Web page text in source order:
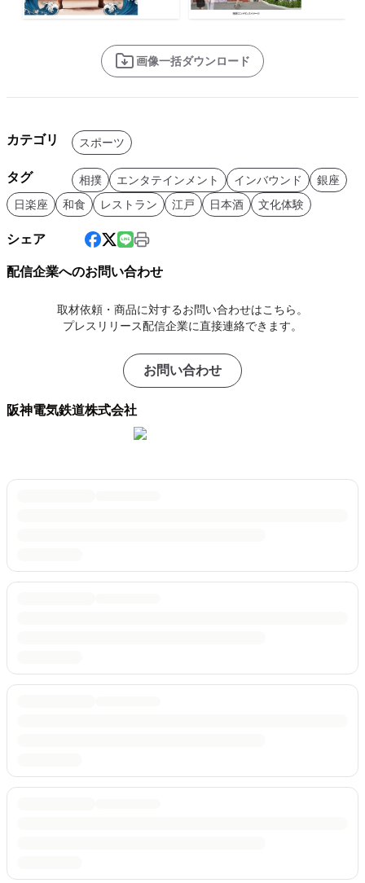
画像一括ダウンロード
カテゴリ スポーツ
タグ 相撲 エンタテインメント インバウンド
銀座
日楽座
和食 レストラン 江戸 日本酒 文化体験
シェア
配信企業へのお問い合わせ
取材依頼・商品に対するお問い合わせはこちら。
プレスリリース配信企業に直接連絡できます。
お問い合わせ
阪神電気鉄道株式会社